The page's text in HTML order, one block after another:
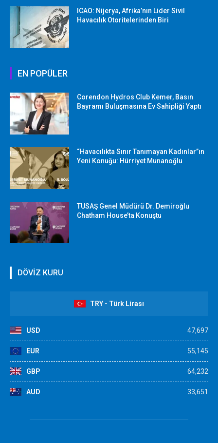
ICAO: Nijerya, Afrika’nın Lider Sivil
Havacılık Otoritelerinden Biri
EN POPÜLER
Corendon Hydros Club Kemer, Basın
Bayramı Buluşmasına Ev Sahipliği Yaptı
“Havacılıkta Sınır Tanımayan Kadınlar”ın
Yeni Konuğu: Hürriyet Munanoğlu
TUSAŞ Genel Müdürü Dr. Demiroğlu
Chatham House’ta Konuştu
DÖVİZ KURU
TRY - Türk Lirası
USD 47,697
EUR 55,145
GBP 64,232
AUD 33,651